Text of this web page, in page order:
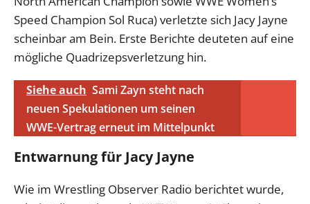
Speed Champion Sol Ruca) verletzte sich Jacy Jayne
scheinbar am Bein. Erste Berichte deuteten auf eine
mögliche Quadrizepsverletzung hin.
Siehe auch Sami Zayn steht nach
neuen Spekulationen um seinen
WWE-Vertrag erneut im Mittelpunkt
Entwarnung für Jacy Jayne
Wie im Wrestling Observer Radio berichtet wurde,